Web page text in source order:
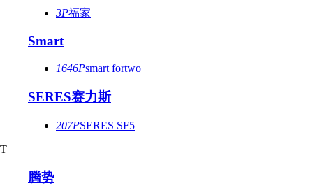
3P福家
Smart
1646Psmart fortwo
SERES赛力斯
207PSERES SF5
T
腾势